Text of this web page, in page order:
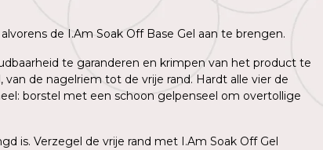
de I.Am Soak Off Base Gel aan te brengen.
te garanderen en krimpen van het product te
de nagelriem tot de vrije rand. Hardt alle vier de
borstel met een schoon gelpenseel om overtollige
is. Verzegel de vrije rand met I.Am Soak Off Gel